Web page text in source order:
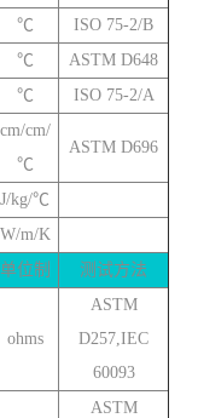
℃
ISO 75-2/B
℃
ASTM D648
℃
ISO 75-2/A
cm/cm/
℃
ASTM D696
J/kg/℃
W/m/K
单位制 测试方法
ohms
ASTM
D257,IEC
60093
ASTM